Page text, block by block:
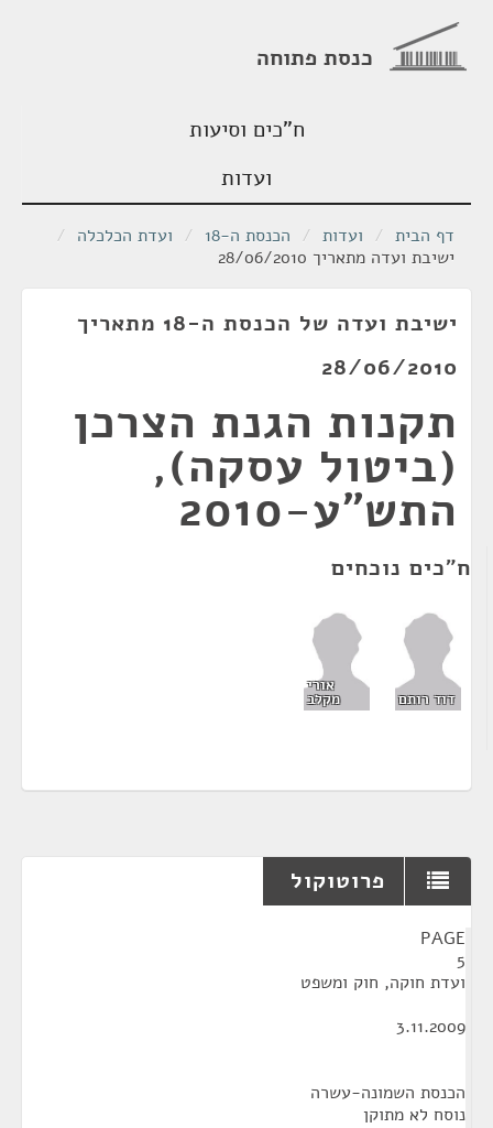
כנסת פתוחה
ח"כים וסיעות
ועדות
דף הבית / ועדות / הכנסת ה-18 / ועדת הכלכלה /
ישיבת ועדה מתאריך 28/06/2010
ישיבת ועדה של הכנסת ה-18 מתאריך
28/06/2010
תקנות הגנת הצרכן
(ביטול עסקה),
התש"ע-2010
ח"כים נוכחים
דוד רותם
אורי
מקלב
פרוטוקול
PAGE
5
ועדת חוקה, חוק ומשפט
3.11.2009
הכנסת השמונה-עשרה
נוסח לא מתוקן